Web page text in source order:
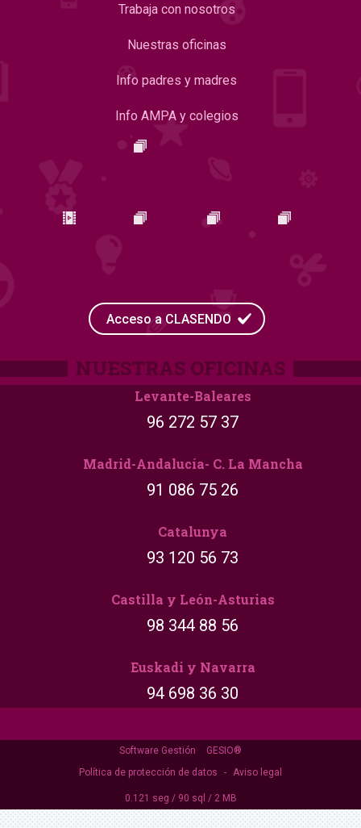
Trabaja con nosotros
Nuestras oficinas
Info padres y madres
Info AMPA y colegios
Acceso a CLASENDO
Levante-Baleares
96 272 57 37
Madrid-Andalucía- C. La Mancha
91 086 75 26
Catalunya
93 120 56 73
Castilla y León-Asturias
98 344 88 56
Euskadi y Navarra
94 698 36 30
Software Gestión
GESIO®
Política de protección de datos
- Aviso legal
0.121 seg / 90 sql / 2 MB